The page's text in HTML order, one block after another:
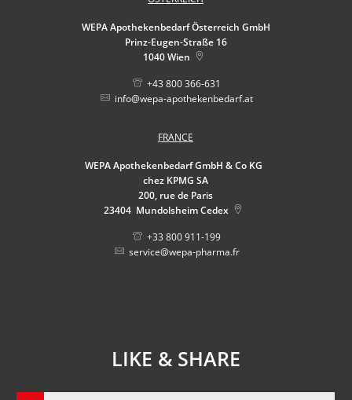
WEPA Apothekenbedarf Österreich GmbH
Prinz-Eugen-Straße 16
1040 Wien
+43 800 366-631
info@wepa-apothekenbedarf.at
FRANCE
WEPA Apothekenbedarf GmbH & Co KG
chez KPMG SA
200, rue de Paris
23404 Mundolsheim Cedex
+33 800 911-199
service@wepa-pharma.fr
LIKE & SHARE